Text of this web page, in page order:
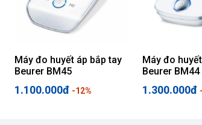
Máy đo huyết áp bắp tay
Beurer BM45
1.100.000đ -12%
Máy đo
Beurer BM44
1.300.000đ